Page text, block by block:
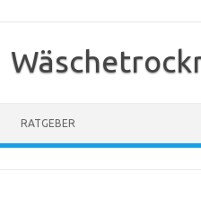
RATGEBER